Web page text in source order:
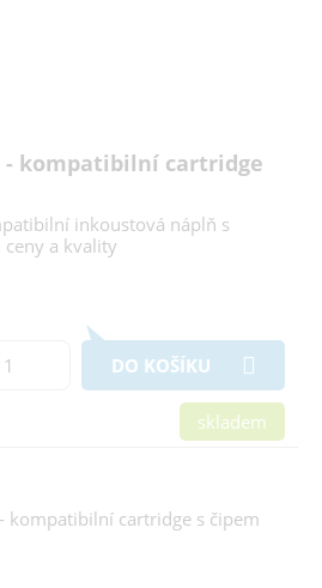
- kompatibilní cartridge
inkoustová náplň s
a kvality
DO KOŠÍKU
skladem